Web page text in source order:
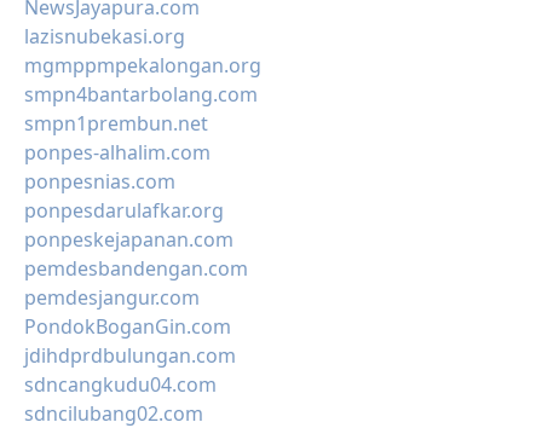
NewsJayapura.com
lazisnubekasi.org
mgmppmpekalongan.org
smpn4bantarbolang.com
smpn1prembun.net
ponpes-alhalim.com
ponpesnias.com
ponpesdarulafkar.org
ponpeskejapanan.com
pemdesbandengan.com
pemdesjangur.com
PondokBoganGin.com
jdihdprdbulungan.com
sdncangkudu04.com
sdncilubang02.com